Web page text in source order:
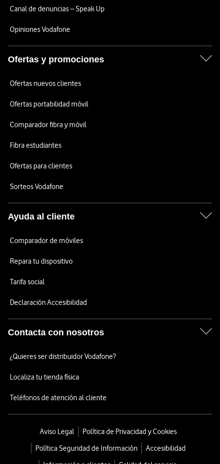
Canal de denuncias – Speak Up
Opiniones Vodafone
Ofertas y promociones
Ofertas nuevos clientes
Ofertas portabilidad móvil
Comparador fibra y móvil
Fibra estudiantes
Ofertas para clientes
Sorteos Vodafone
Ayuda al cliente
Comparador de móviles
Repara tu dispositivo
Tarifa social
Declaración Accesibilidad
Contacta con nosotros
¿Quieres ser distribuidor Vodafone?
Localiza tu tienda física
Teléfonos de atención al cliente
Aviso Legal
Política de Privacidad y Cookies
Política Seguridad de Información
Accesibilidad